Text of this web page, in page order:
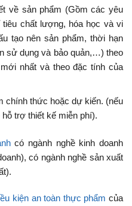
về sản phẩm (Gồm các yêu
chất lượng, hóa học và vi
tạo nên sản phẩm, thời hạn
sử dụng và bảo quản,…) theo
nhất và theo đặc tính của
chính thức hoặc dự kiến. (nếu
trợ thiết kế miễn phí).
có ngành nghề kinh doanh
có ngành nghề sản xuất
kiện an toàn thực phẩm của